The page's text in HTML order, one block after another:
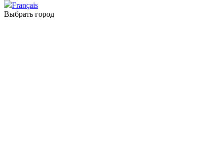
Français
Выбрать город